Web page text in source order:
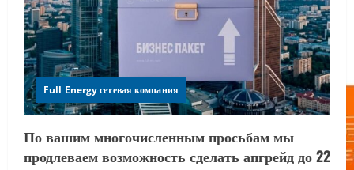
Full Energy сетевая компания
По вашим многочисленным просьбам мы
продлеваем возможность сделать апгрейд до 22